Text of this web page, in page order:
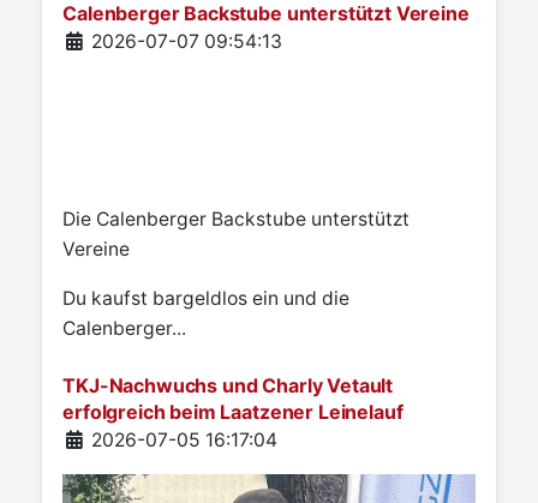
Calenberger Backstube unterstützt Vereine
Details
2026-07-07 09:54:13
Die Calenberger Backstube unterstützt
Vereine
Du kaufst bargeldlos ein und die
Calenberger...
TKJ-Nachwuchs und Charly Vetault
erfolgreich beim Laatzener Leinelauf
Details
2026-07-05 16:17:04